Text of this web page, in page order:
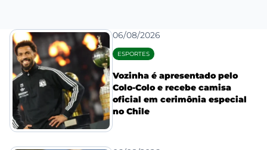
06/08/2026
ESPORTES
Vozinha é apresentado pelo
Colo-Colo e recebe camisa
oficial em cerimônia especial
no Chile